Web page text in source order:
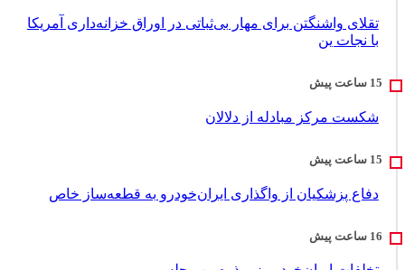
تقلای واشنگتن برای مهار بی‌ثباتی در اوراق خزانه‌داری آمریکا
با نجات ین
شکست مرکز مبادله از دلالان
دفاع پزشکیان از واگذاری ایران‌خودرو به قطعه‌ساز خاص